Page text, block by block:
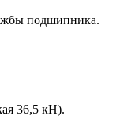
подшипника.
36,5 кН).